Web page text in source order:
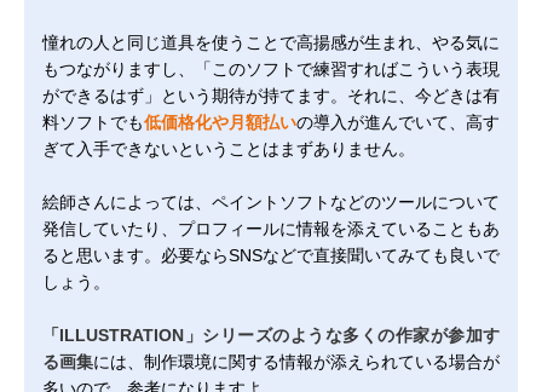
憧れの人と同じ道具を使うことで高揚感が生まれ、やる気に
もつながりますし、「このソフトで練習すればこういう表現
ができるはず」という期待が持てます。それに、今どきは有
料ソフトでも低価格化や月額払いの導入が進んでいて、高す
ぎて入手できないということはまずありません。
絵師さんによっては、ペイントソフトなどのツールについて
発信していたり、プロフィールに情報を添えていることもあ
ると思います。必要ならSNSなどで直接聞いてみても良いで
しょう。
「ILLUSTRATION」シリーズのような多くの作家が参加す
る画集には、制作環境に関する情報が添えられている場合が
多いので、参考になりますよ。